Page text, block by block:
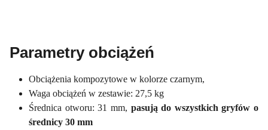
Parametry obciążeń
Obciążenia kompozytowe w kolorze czarnym,
Waga obciążeń w zestawie: 27,5 kg
Średnica otworu: 31 mm, pasują do wszystkich gryfów o
średnicy 30 mm